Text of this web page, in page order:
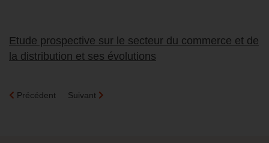
Etude prospective sur le secteur du commerce et de
la distribution et ses évolutions
Précédent Suivant